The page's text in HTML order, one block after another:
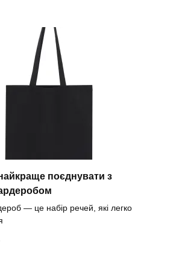
поєднувати з
— це набір речей, які легко